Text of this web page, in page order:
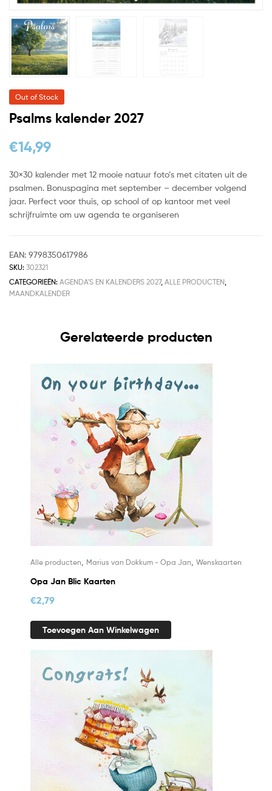
Out of Stock
Psalms kalender 2027
€14,99
30×30 kalender met 12 mooie natuur foto’s met citaten uit de
psalmen. Bonuspagina met september – december volgend
jaar. Perfect voor thuis, op school of op kantoor met veel
schrijfruimte om uw agenda te organiseren
EAN: 9798350617986
SKU: 302321
CATEGORIEËN: AGENDA'S EN KALENDERS 2027, ALLE PRODUCTEN
MAANDKALENDER
Gerelateerde producten
Alle producten, Marius van Dokkum - Opa Jan, Wenskaarten
Opa Jan Blic Kaarten
€2,79
Toevoegen Aan Winkelwagen